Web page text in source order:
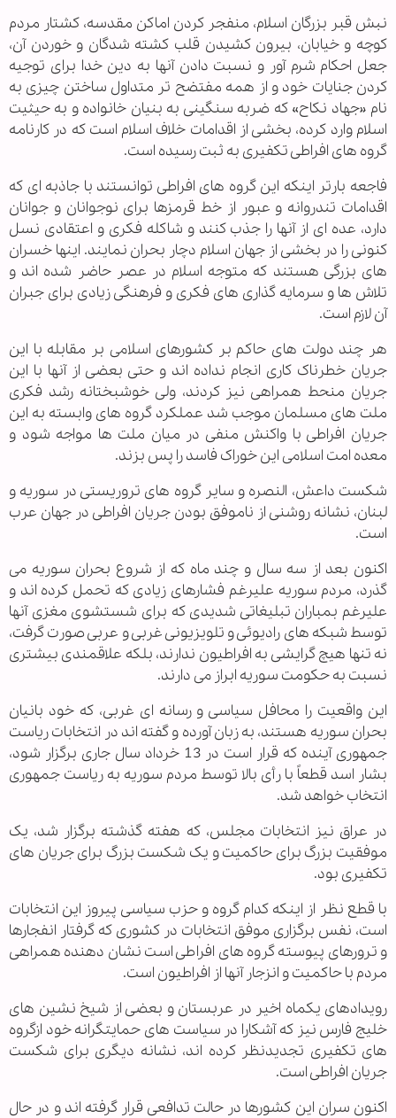
نبش قبر بزرگان اسلام، منفجر کردن اماکن مقدسه، کشتار مردم
کوچه و خیابان، بیرون کشیدن قلب کشته شدگان و خوردن آن،
جعل احکام شرم آور و نسبت دادن آنها به دین خدا برای توجیه
کردن جنایات خود و از همه مفتضح تر متداول ساختن چیزی به
نام «جهاد نکاح» که ضربه سنگینی به بنیان خانواده و به حیثیت
اسلام وارد کرده، بخشی از اقدامات خلاف اسلام است که در کارنامه
گروه های افراطی تکفیری به ثبت رسیده است.
فاجعه بارتر اینکه این گروه های افراطی توانستند با جاذبه ای که
اقدامات تندروانه و عبور از خط قرمزها برای نوجوانان و جوانان
دارد، عده ای از آنها را جذب کنند و شاکله فکری و اعتقادی نسل
کنونی را در بخشی از جهان اسلام دچار بحران نمایند. اینها خسران
های بزرگی هستند که متوجه اسلام در عصر حاضر شده اند و
تلاش ها و سرمایه گذاری های فکری و فرهنگی زیادی برای جبران
آن لازم است.
هر چند دولت های حاکم بر کشورهای اسلامی بر مقابله با این
جریان خطرناک کاری انجام نداده اند و حتی بعضی از آنها با این
جریان منحط همراهی نیز کردند، ولی خوشبختانه رشد فکری
ملت های مسلمان موجب شد عملکرد گروه های وابسته به این
جریان افراطی با واکنش منفی در میان ملت ها مواجه شود و
معده امت اسلامی این خوراک فاسد را پس بزند.
شکست داعش، النصره و سایر گروه های تروریستی در سوریه و
لبنان، نشانه روشنی از ناموفق بودن جریان افراطی در جهان عرب
است.
اکنون بعد از سه سال و چند ماه که از شروع بحران سوریه می
گذرد، مردم سوریه علیرغم فشارهای زیادی که تحمل کرده اند و
علیرغم بمباران تبلیغاتی شدیدی که برای شستشوی مغزی آنها
توسط شبکه های رادیوئی و تلویزیونی غربی و عربی صورت گرفت،
نه تنها هیچ گرایشی به افراطیون ندارند، بلکه علاقمندی بیشتری
نسبت به حکومت سوریه ابراز می دارند.
این واقعیت را محافل سیاسی و رسانه ای غربی، که خود بانیان
بحران سوریه هستند، به زبان آورده و گفته اند در انتخابات ریاست
جمهوری آینده که قرار است در 13 خرداد سال جاری برگزار شود،
بشار اسد قطعاً با رأی بالا توسط مردم سوریه به ریاست جمهوری
انتخاب خواهد شد.
در عراق نیز انتخابات مجلس، که هفته گذشته برگزار شد، یک
موفقیت بزرگ برای حاکمیت و یک شکست بزرگ برای جریان های
تکفیری بود.
با قطع نظر از اینکه کدام گروه و حزب سیاسی پیروز این انتخابات
است، نفس برگزاری موفق انتخابات در کشوری که گرفتار انفجارها
و ترورهای پیوسته گروه های افراطی است نشان دهنده همراهی
مردم با حاکمیت و انزجار آنها از افراطیون است.
رویدادهای یکماه اخیر در عربستان و بعضی از شیخ نشین های
خلیج فارس نیز که آشکارا در سیاست های حمایتگرانه خود ازگروه
های تکفیری تجدیدنظر کرده اند، نشانه دیگری برای شکست
جریان افراطی است.
اکنون سران این کشورها در حالت تدافعی قرار گرفته اند و در حال